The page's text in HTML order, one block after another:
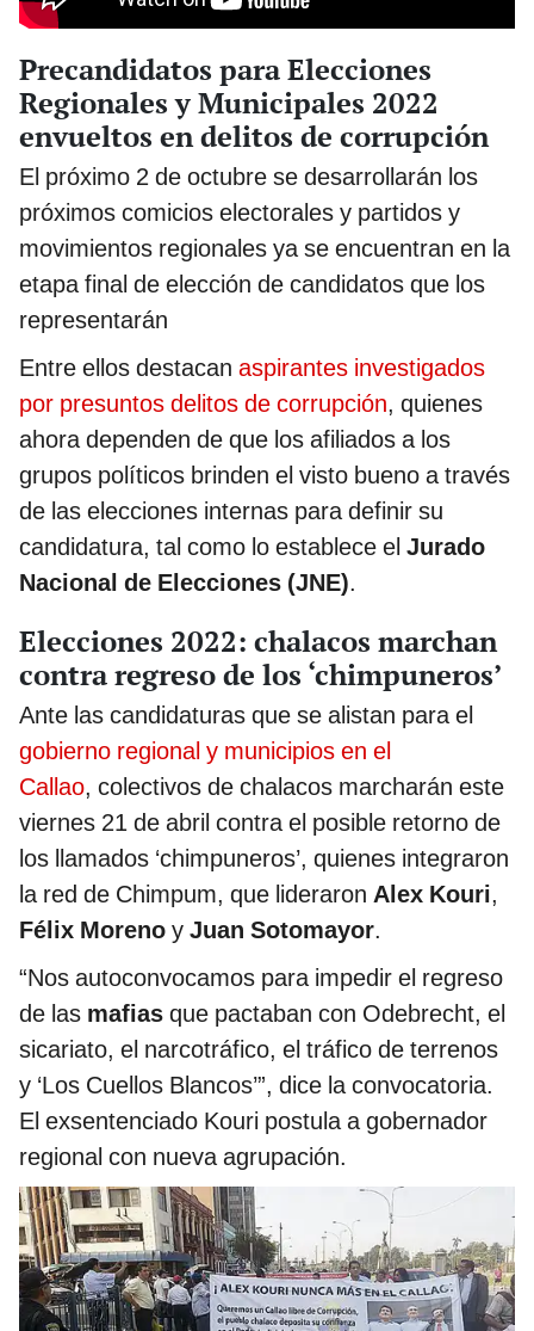
Precandidatos para Elecciones
Regionales y Municipales 2022
envueltos en delitos de corrupción
El próximo 2 de octubre se desarrollarán los
próximos comicios electorales y partidos y
movimientos regionales ya se encuentran en la
etapa final de elección de candidatos que los
representarán
Entre ellos destacan aspirantes investigados
por presuntos delitos de corrupción, quienes
ahora dependen de que los afiliados a los
grupos políticos brinden el visto bueno a través
de las elecciones internas para definir su
candidatura, tal como lo establece el Jurado
Nacional de Elecciones (JNE).
Elecciones 2022: chalacos marchan
contra regreso de los ‘chimpuneros’
Ante las candidaturas que se alistan para el
gobierno regional y municipios en el
Callao, colectivos de chalacos marcharán este
viernes 21 de abril contra el posible retorno de
los llamados ‘chimpuneros’, quienes integraron
la red de Chimpum, que lideraron Alex Kouri,
Félix Moreno y Juan Sotomayor.
“Nos autoconvocamos para impedir el regreso
de las mafias que pactaban con Odebrecht, el
sicariato, el narcotráfico, el tráfico de terrenos
y ‘Los Cuellos Blancos’”, dice la convocatoria.
El exsentenciado Kouri postula a gobernador
regional con nueva agrupación.